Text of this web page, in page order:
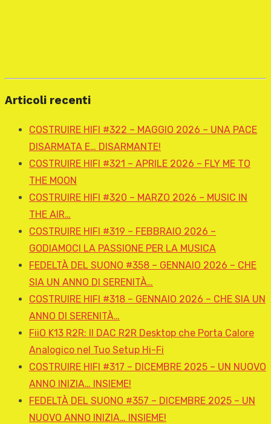
Articoli recenti
COSTRUIRE HIFI #322 – MAGGIO 2026 – UNA PACE
DISARMATA E… DISARMANTE!
COSTRUIRE HIFI #321 – APRILE 2026 – FLY ME TO
THE MOON
COSTRUIRE HIFI #320 – MARZO 2026 – MUSIC IN
THE AIR…
COSTRUIRE HIFI #319 – FEBBRAIO 2026 –
GODIAMOCI LA PASSIONE PER LA MUSICA
FEDELTÀ DEL SUONO #358 – GENNAIO 2026 – CHE
SIA UN ANNO DI SERENITÀ…
COSTRUIRE HIFI #318 – GENNAIO 2026 – CHE SIA UN
ANNO DI SERENITÀ…
FiiO K13 R2R: Il DAC R2R Desktop che Porta Calore
Analogico nel Tuo Setup Hi-Fi
COSTRUIRE HIFI #317 – DICEMBRE 2025 – UN NUOVO
ANNO INIZIA… INSIEME!
FEDELTÀ DEL SUONO #357 – DICEMBRE 2025 – UN
NUOVO ANNO INIZIA… INSIEME!